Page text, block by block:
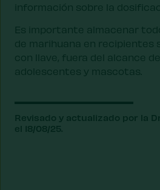
información sobre la
Es importante almacenar
de marihuana en recipientes
con llave, fuera del alcance
adolescentes y mascotas.
Revisado y actualizado por la
el 18/08/25.